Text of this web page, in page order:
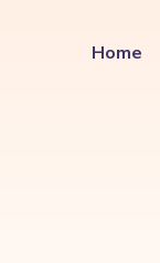
Home